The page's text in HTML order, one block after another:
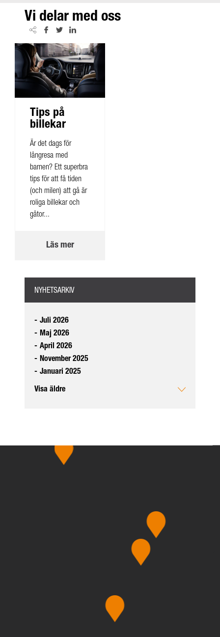
NYHETSARKIV
- Juli 2026
- Maj 2026
- April 2026
- November 2025
- Januari 2025
Visa äldre
Vi delar med oss
Tips på
billekar
Är det dags för
långresa med
barnen? Ett superbra
tips för att få tiden
(och milen) att gå är
roliga billekar och
gåtor...
Läs mer